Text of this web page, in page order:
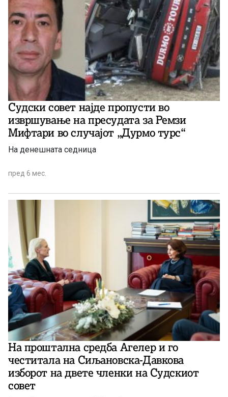
Судски совет најде пропусти во
извршување на пресудата за Ремзи
Мифтари во случајот „Дурмо турс“
На денешната седница
пред 6 мес.
На проштална средба Агелер и го
честитала на Сиљановска-Давкова
изборот на двете членки на Судскиот
совет